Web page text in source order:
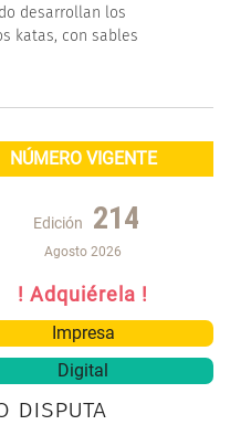
desarrollan los
katas, con sables
NÚMERO VIGENTE
Edición 214
Agosto 2026
! Adquiérela !
Impresa
Digital
disputa